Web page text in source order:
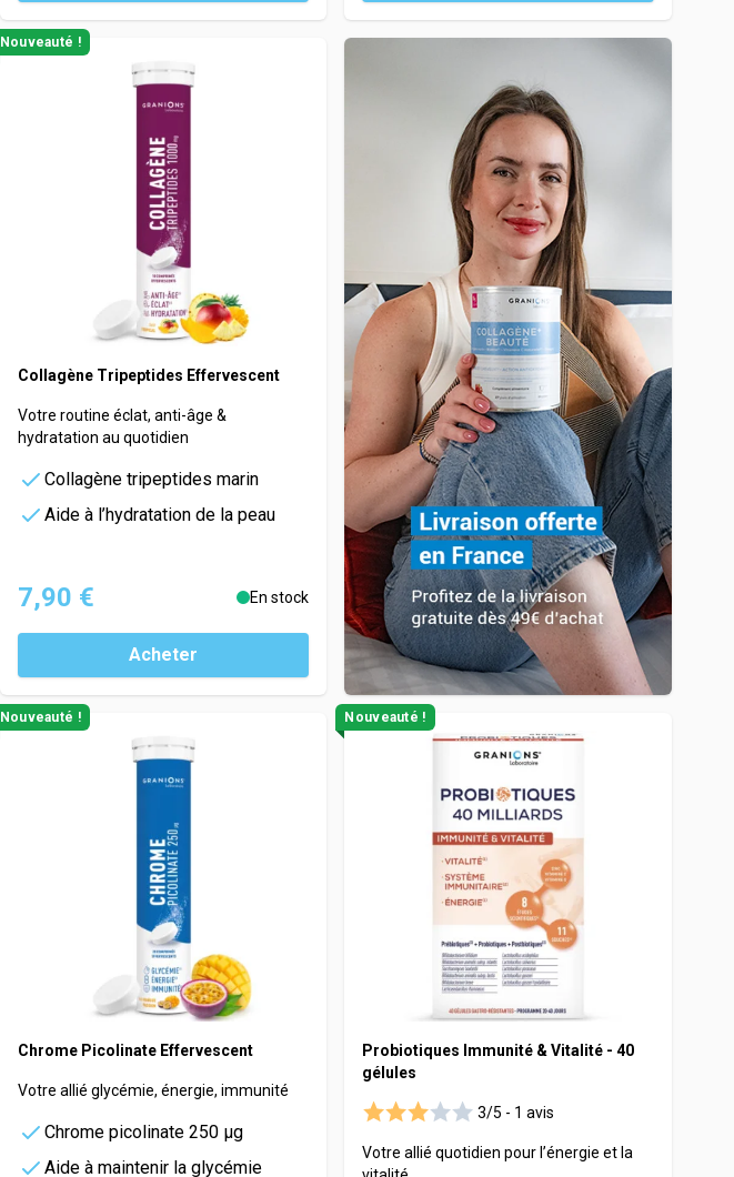
Nouveauté !
Collagène Tripeptides Effervescent
Votre routine éclat, anti-âge &
hydratation au quotidien
Collagène tripeptides marin
Aide à l’hydratation de la peau
7,90 € En stock
Acheter
Nouveauté !
Chrome Picolinate Effervescent
Votre allié glycémie, énergie, immunité
Chrome picolinate 250 µg
Aide à maintenir la glycémie
Nouveauté !
Probiotiques Immunité & Vitalité - 40
gélules
3/5 - 1 avis
Votre allié quotidien pour l’énergie et la